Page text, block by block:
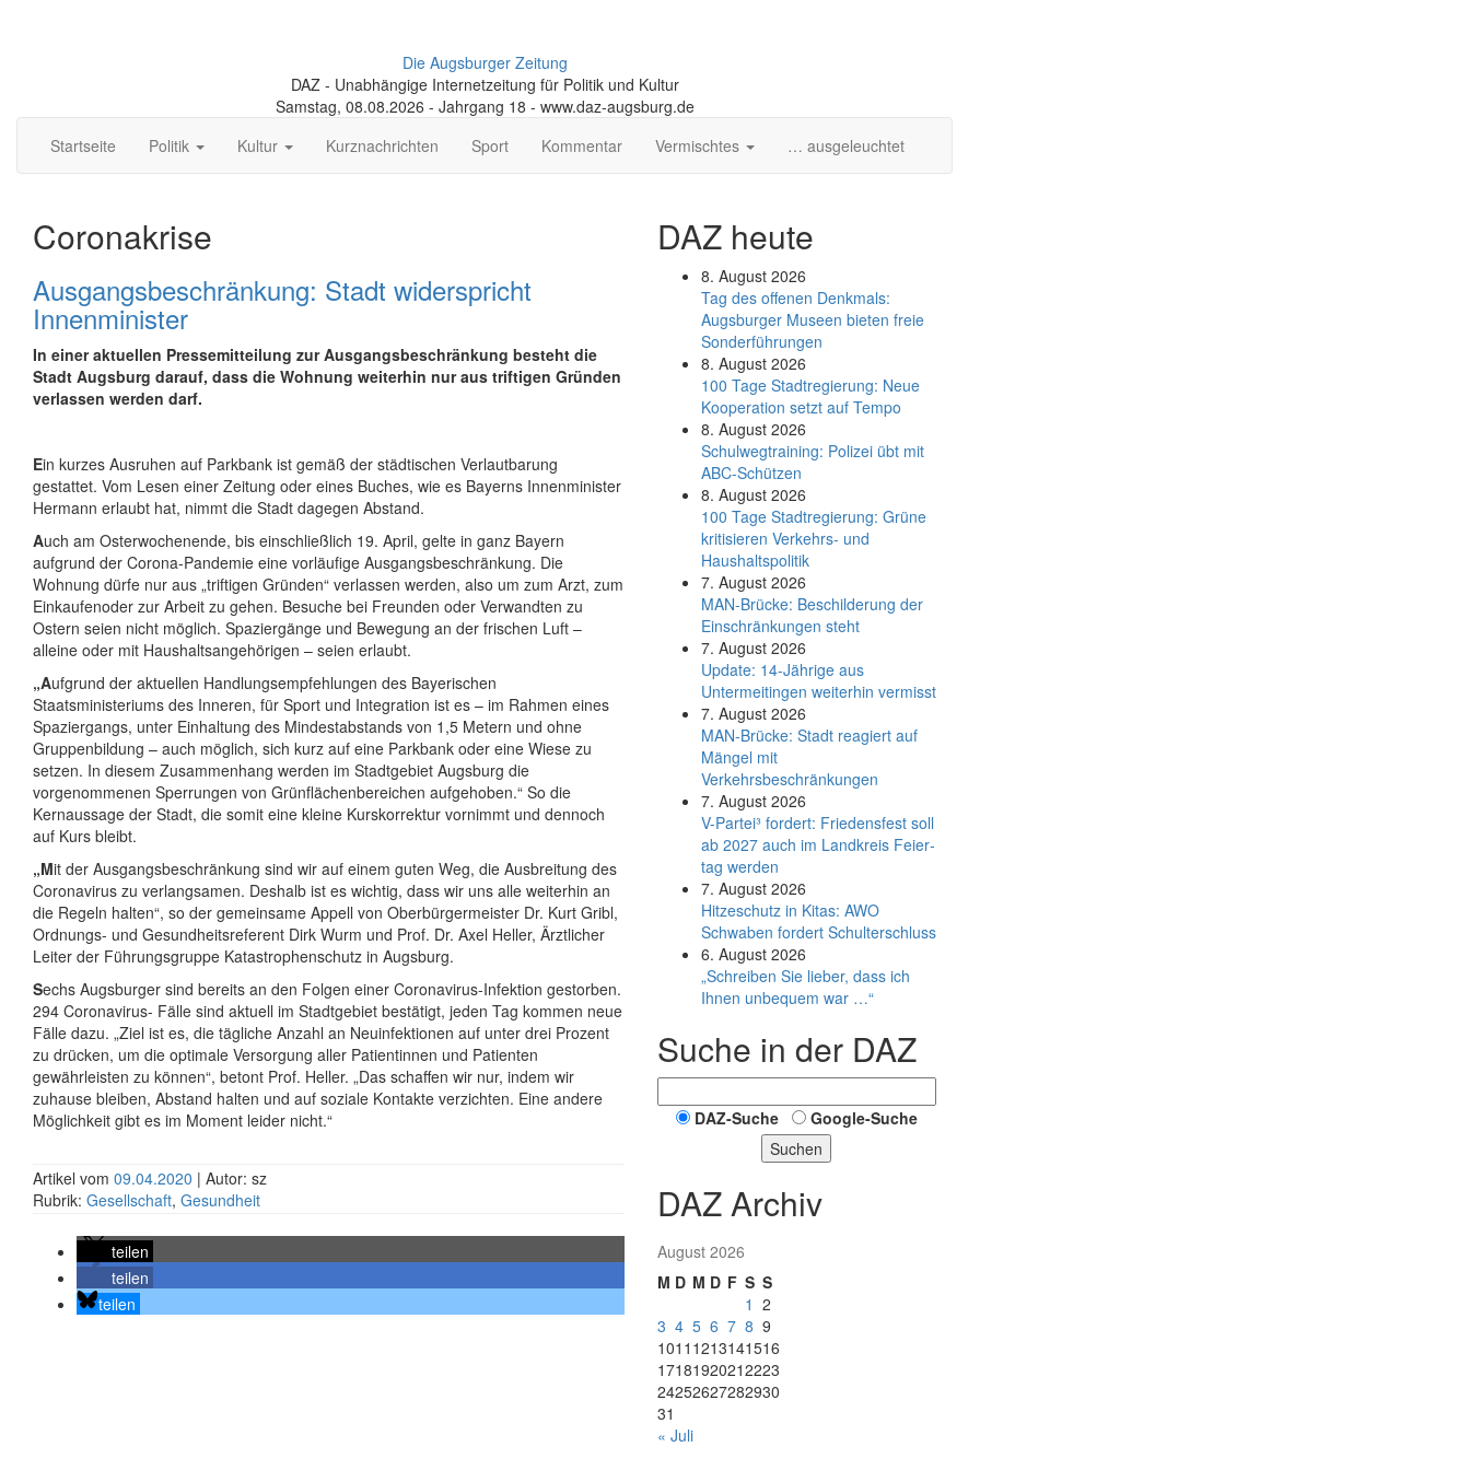
Die Augsburger Zeitung
DAZ - Unabhängige Internetzeitung für Politik und Kultur
Samstag, 08.08.2026 - Jahrgang 18 - www.daz-augsburg.de
Startseite
Politik Kultur Kurznachrichten Sport Kommentar Vermischtes … ausgeleuchtet
Coronakrise
Ausgangsbeschränkung: Stadt widerspricht
Innenminister
In einer aktuellen Pressemitteilung zur Ausgangsbeschränkung besteht die
Stadt Augsburg darauf, dass die Wohnung weiterhin nur aus triftigen Gründen
verlassen werden darf.
Ein kurzes Ausruhen auf Parkbank ist gemäß der städtischen Verlautbarung
gestattet. Vom Lesen einer Zeitung oder eines Buches, wie es Bayerns Innenminister
Hermann erlaubt hat, nimmt die Stadt dagegen Abstand.
Auch am Osterwochenende, bis einschließlich 19. April, gelte in ganz Bayern
aufgrund der Corona-Pandemie eine vorläufige Ausgangsbeschränkung. Die
Wohnung dürfe nur aus „triftigen Gründen“ verlassen werden, also um zum Arzt, zum
Einkaufenoder zur Arbeit zu gehen. Besuche bei Freunden oder Verwandten zu
Ostern seien nicht möglich. Spaziergänge und Bewegung an der frischen Luft –
alleine oder mit Haushaltsangehörigen – seien erlaubt.
„Aufgrund der aktuellen Handlungsempfehlungen des Bayerischen
Staatsministeriums des Inneren, für Sport und Integration ist es – im Rahmen eines
Spaziergangs, unter Einhaltung des Mindestabstands von 1,5 Metern und ohne
Gruppenbildung – auch möglich, sich kurz auf eine Parkbank oder eine Wiese zu
setzen. In diesem Zusammenhang werden im Stadtgebiet Augsburg die
vorgenommenen Sperrungen von Grünflächenbereichen aufgehoben.“ So die
Kernaussage der Stadt, die somit eine kleine Kurskorrektur vornimmt und dennoch
auf Kurs bleibt.
„Mit der Ausgangsbeschränkung sind wir auf einem guten Weg, die Ausbreitung des
Coronavirus zu verlangsamen. Deshalb ist es wichtig, dass wir uns alle weiterhin an
die Regeln halten“, so der gemeinsame Appell von Oberbürgermeister Dr. Kurt Gribl,
Ordnungs- und Gesundheitsreferent Dirk Wurm und Prof. Dr. Axel Heller, Ärztlicher
Leiter der Führungsgruppe Katastrophenschutz in Augsburg.
Sechs Augsburger sind bereits an den Folgen einer Coronavirus-Infektion gestorben.
294 Coronavirus- Fälle sind aktuell im Stadtgebiet bestätigt, jeden Tag kommen neue
Fälle dazu. „Ziel ist es, die tägliche Anzahl an Neuinfektionen auf unter drei Prozent
zu drücken, um die optimale Versorgung aller Patientinnen und Patienten
gewährleisten zu können“, betont Prof. Heller. „Das schaffen wir nur, indem wir
zuhause bleiben, Abstand halten und auf soziale Kontakte verzichten. Eine andere
Möglichkeit gibt es im Moment leider nicht.“
Artikel vom 09.04.2020 | Autor: sz
Rubrik: Gesellschaft, Gesundheit
teilen
teilen
teilen
DAZ heute
8. August 2026
Tag des offenen Denkmals:
Augsburger Museen bieten freie
Sonderführungen
8. August 2026
100 Tage Stadtregierung: Neue
Kooperation setzt auf Tempo
8. August 2026
Schul­weg­trai­ning: Poli­zei übt mit
ABC-Schüt­zen
8. August 2026
100 Tage Stadtregierung: Grüne
kritisieren Verkehrs- und
Haushaltspolitik
7. August 2026
MAN-Brücke: Beschilderung der
Einschränkungen steht
7. August 2026
Update: 14-Jährige aus
Untermeitingen weiterhin vermisst
7. August 2026
MAN-Brücke: Stadt reagiert auf
Mängel mit
Verkehrsbeschränkungen
7. August 2026
V-Partei­³ fordert: Friedens­fest soll
ab 2027 auch im Land­kreis Feier­
tag werden
7. August 2026
Hitzeschutz in Kitas: AWO
Schwaben fordert Schulterschluss
6. August 2026
„Schreiben Sie lieber, dass ich
Ihnen unbequem war …“
Suche in der DAZ
DAZ-Suche
Google-Suche
Suchen
DAZ Archiv
August 2026
M D M D F S S
1 2
3 4 5 6 7 8 9
1011 1213141516
17181920212223
24252627282930
31
« Juli